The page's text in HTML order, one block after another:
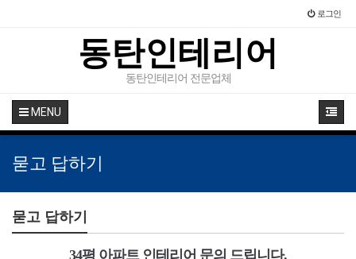
로그인
동탄인테리어
동탄인테리어 전문업체
MENU
묻고 답하기
묻고 답하기
34평 아파트 인테리어 문의 드립니다.